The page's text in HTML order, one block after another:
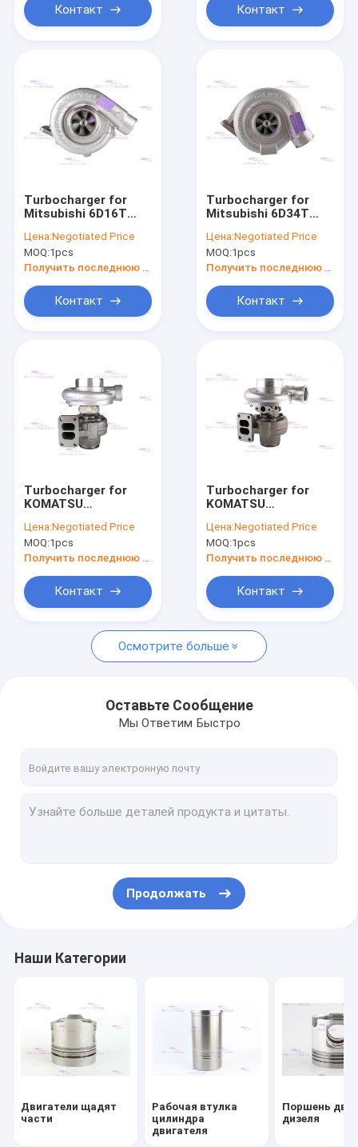
Продукция
VR - шоу
О Компании
контактные данные
Отправить запрос
Рабочая втулка цилиндра двигателя
Набор набивкой двигателя
Замена диска муфты сцепления
Инжектор дизельного топлива
Насос экстрактора масла
Контакт Контакт
Turbocharger for
Mitsubishi 6D16T
Цена:Negotiated Price
MOQ:1pcs
Получить последнюю цену
Контакт
Turbocharger for
Mitsubishi 6D34T
Цена:Negotiated Price
MOQ:1pcs
Получить последнюю цену
Контакт
Turbocharger for
KOMATSU
81-8031
Цена:Negotiated Price
MOQ:1pcs
Получить последнюю цену
Контакт
Turbocharger for
KOMATSU
81-8090
Цена:Negotiated Price
MOQ:1pcs
Получить последнюю цену
Контакт
Осмотрите больше
Оставьте Сообщение
Мы Ответим Быстро
Продолжать
Наши Категории
Двигатели щадят
части
Рабочая втулка
цилиндра
двигателя
Поршень
дизеля